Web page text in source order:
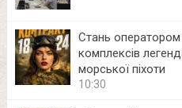
Стань
комплексів
морської піхоти
10:30